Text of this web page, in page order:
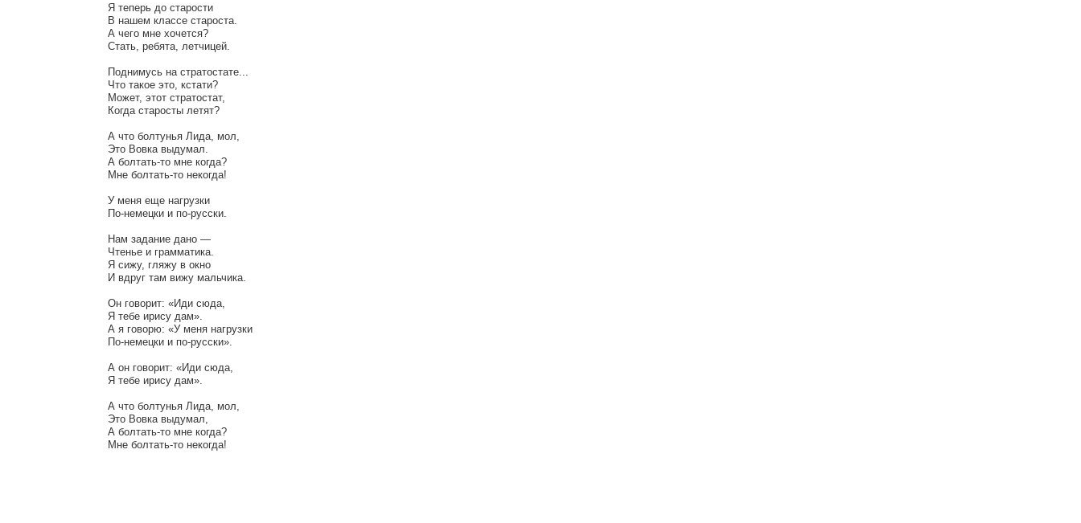
Я теперь до старости
В нашем классе староста.
А чего мне хочется?
Стать, ребята, летчицей.
Поднимусь на стратостате...
Что такое это, кстати?
Может, этот стратостат,
Когда старосты летят?
А что болтунья Лида, мол,
Это Вовка выдумал.
А болтать-то мне когда?
Мне болтать-то некогда!
У меня еще нагрузки
По-немецки и по-русски.
Нам задание дано —
Чтенье и грамматика.
Я сижу, гляжу в окно
И вдруг там вижу мальчика.
Он говорит: «Иди сюда,
Я тебе ирису дам».
А я говорю: «У меня нагрузки
По-немецки и по-русски».
А он говорит: «Иди сюда,
Я тебе ирису дам».
А что болтунья Лида, мол,
Это Вовка выдумал,
А болтать-то мне когда?